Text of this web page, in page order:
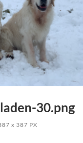
30.png
x 387 PX